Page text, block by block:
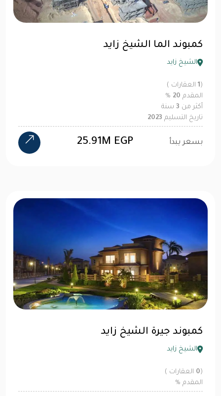
كمبوند الما الشيخ زايد
الشيخ زايد
(
1 العقارات )
المقدم 20
%
أكثر من 3 سنة
تاريخ التسليم 2023
بسعر يبدأ 25.91M EGP
كمبوند جيرة الشيخ زايد
الشيخ زايد
(
0 العقارات )
المقدم %